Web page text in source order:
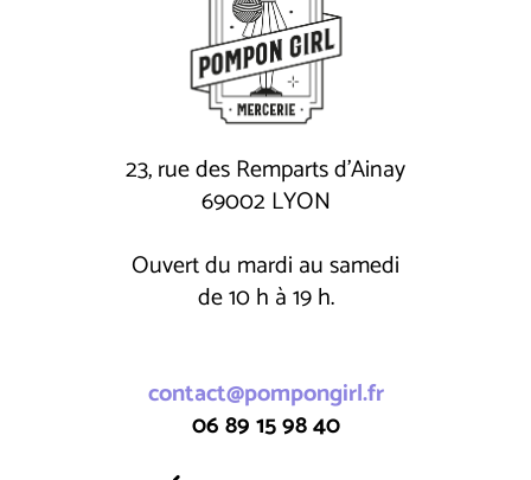
23, rue des Remparts d'Ainay
69002 LYON
Ouvert du mardi au samedi
de 10 h à 19 h.
contact@pompongirl.fr
06 89 15 98 40